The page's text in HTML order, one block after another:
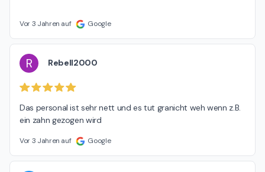
Vor 3 Jahren auf Google
R Rebell2000
Das personal ist sehr nett und es tut granicht weh wenn z.B.
ein zahn gezogen wird
Vor 3 Jahren auf Google